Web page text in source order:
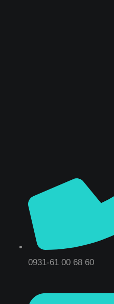
0931-61 00 68 60